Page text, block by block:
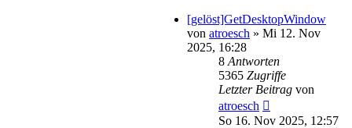
[gelöst]GetDesktopWindow
von atroesch » Mi 12. Nov
2025, 16:28
8 Antworten
5365 Zugriffe
Letzter Beitrag von
atroesch
So 16. Nov 2025, 12:57